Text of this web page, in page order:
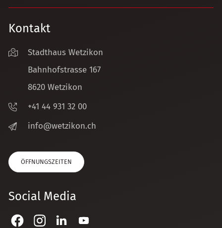
Kontakt
Stadthaus Wetzikon
Bahnhofstrasse 167
8620 Wetzikon
+41 44 931 32 00
nf
w tz k n ch
ÖFFNUNGSZEITEN
Social Media